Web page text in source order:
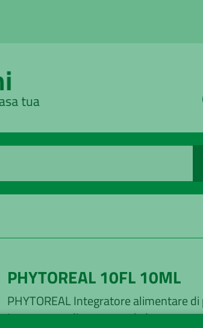
PHYTOREAL 10FL 10ML
PHYTOREAL Integratore alimentare
Integratore alimentare ad alta